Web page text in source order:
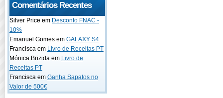
Comentários Recentes
Silver Price em Desconto FNAC -
10%
Emanuel Gomes em GALAXY S4
Francisca em Livro de Receitas PT
Mónica Brizida em Livro de
Receitas PT
Francisca em Ganha Sapatos no
Valor de 500€